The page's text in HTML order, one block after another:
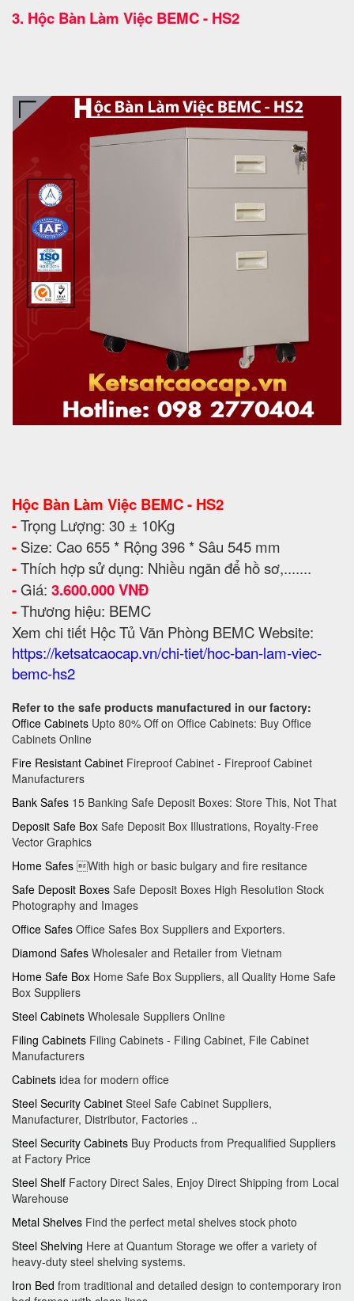
3. Hộc Bàn Làm Việc BEMC - HS2
Hộc Bàn Làm Việc BEMC - HS2
-Trọng Lượng: 30 ± 10Kg
- Size: Cao 655 * Rộng 396 * Sâu 545 mm
-Thích hợp sử dụng: Nhiều ngăn để hồ sơ,.......
- Giá: 3.600.000 VNĐ
-Thương hiệu: BEMC
Xem chi tiết Hộc Tủ Văn Phòng BEMC Website:
https://ketsatcaocap.vn/chi-tiet/hoc-ban-lam-viec-
bemc-hs2
Refer to the safe products manufactured in our factory:
Office Cabinets Upto 80% Off on Office Cabinets: Buy Office
Cabinets Online
Fire Resistant Cabinet Fireproof Cabinet - Fireproof Cabinet
Manufacturers
Bank Safes 15 Banking Safe Deposit Boxes: Store This, Not That
Deposit Safe Box Safe Deposit Box Illustrations, Royalty-Free
Vector Graphics
Home Safes With high or basic bulgary and fire resitance
Safe Deposit Boxes Safe Deposit Boxes High Resolution Stock
Photography and Images
Office Safes Office Safes Box Suppliers and Exporters.
Diamond Safes Wholesaler and Retailer from Vietnam
Home Safe Box Home Safe Box Suppliers, all Quality Home Safe
Box Suppliers
Steel Cabinets Wholesale Suppliers Online
Filing Cabinets Filing Cabinets - Filing Cabinet, File Cabinet
Manufacturers
Cabinets idea for modern office
Steel Security Cabinet Steel Safe Cabinet Suppliers,
Manufacturer, Distributor, Factories ..
Steel Security Cabinets Buy Products from Prequalified Suppliers
at Factory Price
Steel Shelf Factory Direct Sales, Enjoy Direct Shipping from Local
Warehouse
Metal Shelves Find the perfect metal shelves stock photo
Steel Shelving Here at Quantum Storage we offer a variety of
heavy-duty steel shelving systems.
Iron Bed from traditional and detailed design to contemporary iron